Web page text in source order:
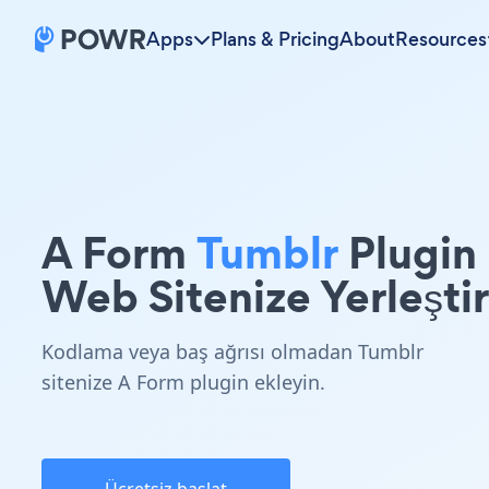
Apps Plans & PricingAboutResources
A FormTumblr Plugin
Web Sitenize
Kodlama veya baş ağrısı olmadan Tumblr
sitenize A Form plugin ekleyin.